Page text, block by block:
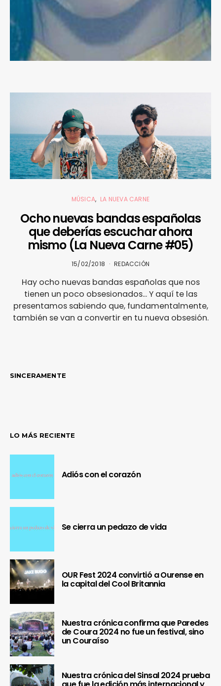
MÚSICA LA NUEVA CARNE
Ocho nuevas bandas españolas
que deberías escuchar ahora
mismo (La Nueva Carne #05)
15/02/2018 REDACCIÓN
Hay ocho nuevas bandas españolas que nos
tienen un poco obsesionados... Y aquí te las
presentamos sabiendo que, fundamentalmente,
también se van a convertir en tu nueva obsesión.
SINCERAMENTE
LO MÁS RECIENTE
Adiós con el corazón
Se cierra un pedazo de vida
OUR Fest 2024 convirtió a Ourense en
la capital del Cool Britannia
Nuestra crónica confirma que Paredes
de Coura 2024 no fue un festival, sino
un Couraíso
Nuestra crónica del Sinsal 2024 prueba